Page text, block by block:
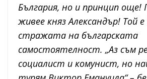
България, но и принцип още!
живее княз Александър! Той е
стражата на българската
самостоятелност. „Аз съм
социалист и комунист, но